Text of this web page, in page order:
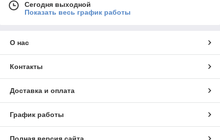
Сегодня выходной
Показать весь график работы
О нас
Контакты
Доставка и оплата
График работы